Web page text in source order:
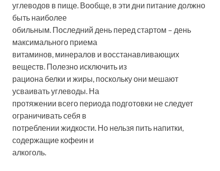
углеводов в пище. Вообще, в эти дни питание должно
быть наиболее
обильным. Последний день перед стартом – день
максимального приема
витаминов, минералов и восстанавливающих
веществ. Полезно исключить из
рациона белки и жиры, поскольку они мешают
усваивать углеводы. На
протяжении всего периода подготовки не следует
ограничивать себя в
потреблении жидкости. Но нельзя пить напитки,
содержащие кофеин и
алкоголь.